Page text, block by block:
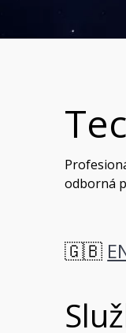
odborná
🇬🇧